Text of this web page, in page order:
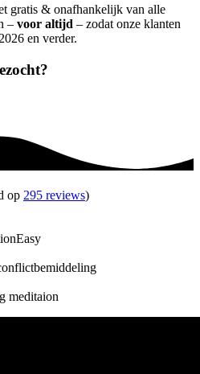
gratis & onafhankelijk van alle
– voor altijd – zodat onze klanten
en verder.
op 295 reviews)